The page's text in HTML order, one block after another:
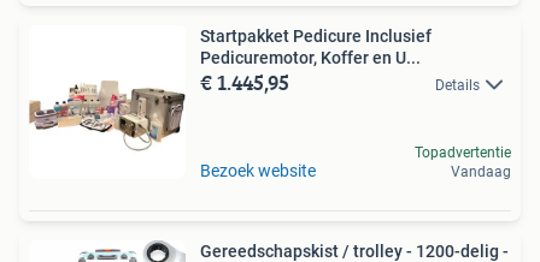
Startpakket Pedicure Inclusief
Pedicuremotor, Koffer en U...
€ 1.445,95 Details
Bezoek website
Topadvertentie
Vandaag
Gereedschapskist / trolley - 1200-delig -